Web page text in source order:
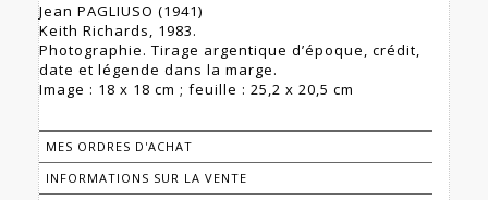
Jean PAGLIUSO (1941)
Keith Richards, 1983.
Photographie. Tirage argentique d’époque, crédit,
date et légende dans la marge.
Image : 18 x 18 cm ; feuille : 25,2 x 20,5 cm
MES ORDRES D'ACHAT
INFORMATIONS SUR LA VENTE